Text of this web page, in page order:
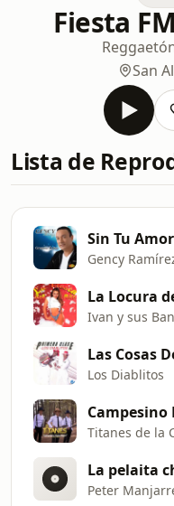
Fiesta
San
Lista de
Sin Tu Amor
Gency
La Locura
Ivan y sus
Las Cosas
Los Diablitos
Titanes de la
La pelaita
Peter